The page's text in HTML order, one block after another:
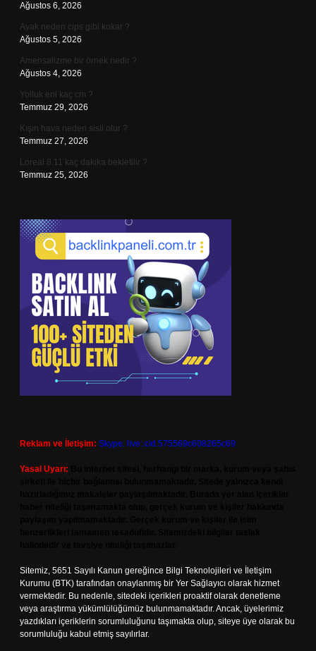
Ağustos 6, 2026
Ayak neden cips gibi kokar ?
Ağustos 5, 2026
Amensalizme bir örnek nedir ?
Ağustos 4, 2026
Yolluk eni kaç cm ?
Temmuz 29, 2026
Kışın hava neden sisli olur ?
Temmuz 27, 2026
Loreal 8.11 kaç dakika bekletilir ?
Temmuz 25, 2026
Reklam ve İletişim: Skype: live:.cid.575569c608265c69
Yasal Uyarı:
Sitemiz, 5651 Sayılı Kanun gereğince Bilgi Teknolojileri ve İletişim
Kurumu (BTK) tarafından onaylanmış bir Yer Sağlayıcı olarak hizmet
vermektedir. Bu nedenle, sitedeki içerikleri proaktif olarak denetleme
veya araştırma yükümlülüğümüz bulunmamaktadır. Ancak, üyelerimiz
yazdıkları içeriklerin sorumluluğunu taşımakta olup, siteye üye olarak bu
sorumluluğu kabul etmiş sayılırlar.